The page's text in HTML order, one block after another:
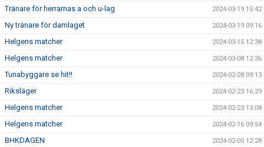
Tränare för herrarnas a och u-lag 2024-03-19 15:42
Ny tränare för damlaget 2024-03-19 09:16
Helgens matcher 2024-03-15 12:38
Helgens matcher 2024-03-08 12:36
Tunabyggare se hit!! 2024-02-28 09:13
Riksläger 2024-02-23 16:29
Helgens matcher 2024-02-23 13:08
Helgens matcher 2024-02-16 09:54
BHKDAGEN 2024-02-05 12:28